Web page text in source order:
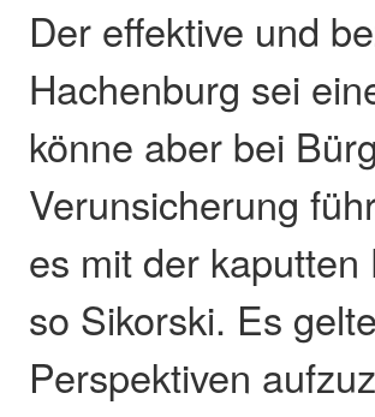
Der effektive und
Hachenburg sei
könne aber bei
Verunsicherung
es mit der
so Sikorski. Es
Perspektiven